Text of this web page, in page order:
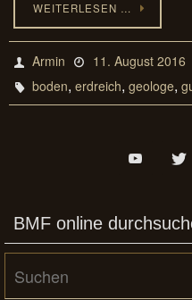
WEITERLESEN …
Armin 11. August 2016
boden,erdreich,geologe,
BMF online